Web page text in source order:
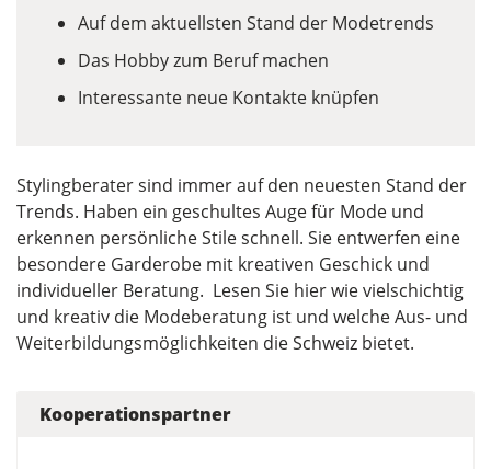
Auf dem aktuellsten Stand der Modetrends
Das Hobby zum Beruf machen
Interessante neue Kontakte knüpfen
Stylingberater sind immer auf den neuesten Stand der
Trends. Haben ein geschultes Auge für Mode und
erkennen persönliche Stile schnell. Sie entwerfen eine
besondere Garderobe mit kreativen Geschick und
individueller Beratung. Lesen Sie hier wie vielschichtig
und kreativ die Modeberatung ist und welche Aus- und
Weiterbildungsmöglichkeiten die Schweiz bietet.
Kooperationspartner